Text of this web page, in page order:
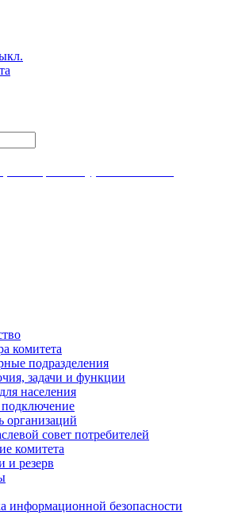
комитета
подразделения
задачи и функции
населения
подключение
организаций
совет потребителей
комитета
и резерв
информационной безопасности